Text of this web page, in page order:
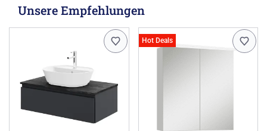
Unsere Empfehlungen
Hot Deals